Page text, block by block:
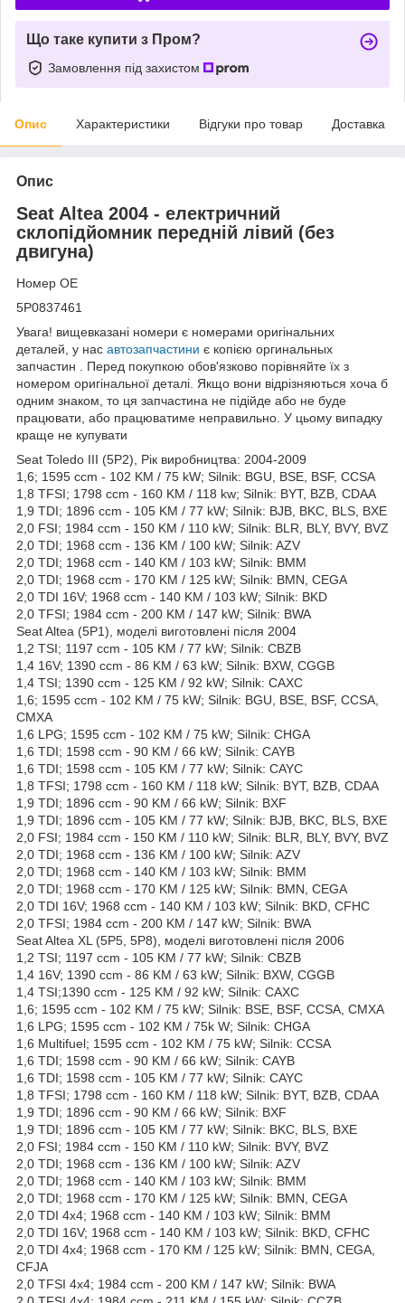
Що таке купити з Пром?
Замовлення під захистом
Опис Характеристики Відгуки про товар Доставка
Опис
Seat Altea 2004 - електричний
склопідйомник передній лівий (без
двигуна)
Номер OE
5P0837461
Увага! вищевказані номери є номерами оригінальних
деталей, у нас автозапчастини є копією оргинальных
запчастин . Перед покупкою обов'язково порівняйте їх з
номером оригінальної деталі. Якщо вони відрізняються хоча б
одним знаком, то ця запчастина не підійде або не буде
працювати, або працюватиме неправильно. У цьому випадку
краще не купувати
Seat Toledo III (5P2), Рік виробництва: 2004-2009
1,6; 1595 ccm - 102 KM / 75 kW; Silnik: BGU, BSE, BSF, CCSA
1,8 TFSI; 1798 ccm - 160 KM / 118 kw; Silnik: BYT, BZB, CDAA
1,9 TDI; 1896 ccm - 105 KM / 77 kW; Silnik: BJB, BKC, BLS, BXE
2,0 FSI; 1984 ccm - 150 KM / 110 kW; Silnik: BLR, BLY, BVY, BVZ
2,0 TDI; 1968 ccm - 136 KM / 100 kW; Silnik: AZV
2,0 TDI; 1968 ccm - 140 KM / 103 kW; Silnik: BMM
2,0 TDI; 1968 ccm - 170 KM / 125 kW; Silnik: BMN, CEGA
2,0 TDI 16V; 1968 ccm - 140 KM / 103 kW; Silnik: BKD
2,0 TFSI; 1984 ccm - 200 KM / 147 kW; Silnik: BWA
Seat Altea (5P1), моделі виготовлені після 2004
1,2 TSI; 1197 ccm - 105 KM / 77 kW; Silnik: CBZB
1,4 16V; 1390 ccm - 86 KM / 63 kW; Silnik: BXW, CGGB
1,4 TSI; 1390 ccm - 125 KM / 92 kW; Silnik: CAXC
1,6; 1595 ccm - 102 KM / 75 kW; Silnik: BGU, BSE, BSF, CCSA,
CMXA
1,6 LPG; 1595 ccm - 102 KM / 75 kW; Silnik: CHGA
1,6 TDI; 1598 ccm - 90 KM / 66 kW; Silnik: CAYB
1,6 TDI; 1598 ccm - 105 KM / 77 kW; Silnik: CAYC
1,8 TFSI; 1798 ccm - 160 KM / 118 kW; Silnik: BYT, BZB, CDAA
1,9 TDI; 1896 ccm - 90 KM / 66 kW; Silnik: BXF
1,9 TDI; 1896 ccm - 105 KM / 77 kW; Silnik: BJB, BKC, BLS, BXE
2,0 FSI; 1984 ccm - 150 KM / 110 kW; Silnik: BLR, BLY, BVY, BVZ
2,0 TDI; 1968 ccm - 136 KM / 100 kW; Silnik: AZV
2,0 TDI; 1968 ccm - 140 KM / 103 kW; Silnik: BMM
2,0 TDI; 1968 ccm - 170 KM / 125 kW; Silnik: BMN, CEGA
2,0 TDI 16V; 1968 ccm - 140 KM / 103 kW; Silnik: BKD, CFHC
2,0 TFSI; 1984 ccm - 200 KM / 147 kW; Silnik: BWA
Seat Altea XL (5P5, 5P8), моделі виготовлені після 2006
1,2 TSI; 1197 ccm - 105 KM / 77 kW; Silnik: CBZB
1,4 16V; 1390 ccm - 86 KM / 63 kW; Silnik: BXW, CGGB
1,4 TSI;1390 ccm - 125 KM / 92 kW; Silnik: CAXC
1,6; 1595 ccm - 102 KM / 75 kW; Silnik: BSE, BSF, CCSA, CMXA
1,6 LPG; 1595 ccm - 102 KM / 75k W; Silnik: CHGA
1,6 Multifuel; 1595 ccm - 102 KM / 75 kW; Silnik: CCSA
1,6 TDI; 1598 ccm - 90 KM / 66 kW; Silnik: CAYB
1,6 TDI; 1598 ccm - 105 KM / 77 kW; Silnik: CAYC
1,8 TFSI; 1798 ccm - 160 KM / 118 kW; Silnik: BYT, BZB, CDAA
1,9 TDI; 1896 ccm - 90 KM / 66 kW; Silnik: BXF
1,9 TDI; 1896 ccm - 105 KM / 77 kW; Silnik: BKC, BLS, BXE
2,0 FSI; 1984 ccm - 150 KM / 110 kW; Silnik: BVY, BVZ
2,0 TDI; 1968 ccm - 136 KM / 100 kW; Silnik: AZV
2,0 TDI; 1968 ccm - 140 KM / 103 kW; Silnik: BMM
2,0 TDI; 1968 ccm - 170 KM / 125 kW; Silnik: BMN, CEGA
2,0 TDI 4x4; 1968 ccm - 140 KM / 103 kW; Silnik: BMM
2,0 TDI 16V; 1968 ccm - 140 KM / 103 kW; Silnik: BKD, CFHC
2,0 TDI 4x4; 1968 ccm - 170 KM / 125 kW; Silnik: BMN, CEGA,
CFJA
2,0 TFSI 4x4; 1984 ccm - 200 KM / 147 kW; Silnik: BWA